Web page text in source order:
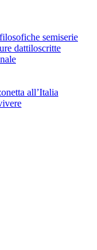
semiserie
dattiloscritte
all’Italia